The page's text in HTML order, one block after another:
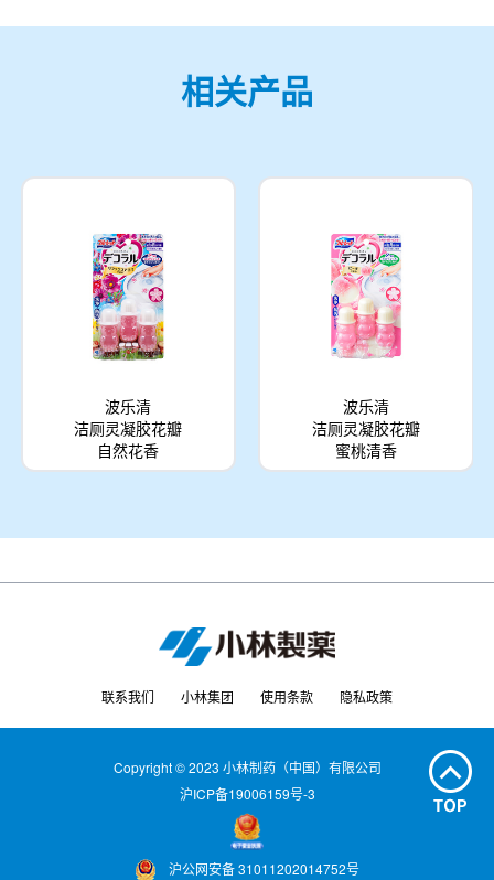
相关产品
波乐清
洁厕灵凝胶花瓣
自然花香
波乐清
洁厕灵凝胶花瓣
蜜桃清香
联系我们 小林集团 使用条款 隐私政策
Copyright © 2023 小林制药（中国）有限公司
沪ICP备19006159号-3
沪公网安备 31011202014752号